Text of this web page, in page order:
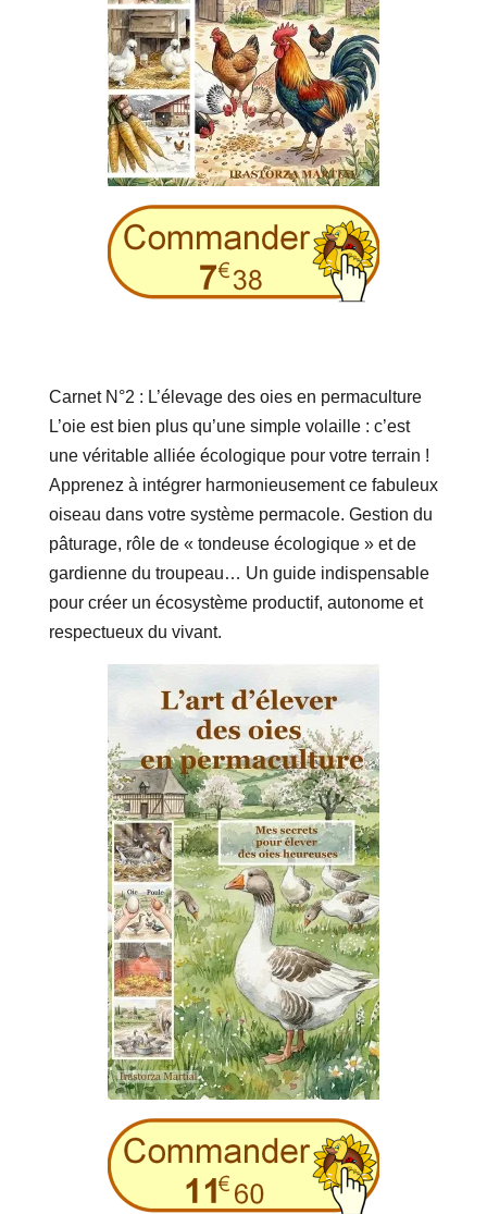
Carnet N°2 : L’élevage des oies en permaculture
L’oie est bien plus qu’une simple volaille : c’est
une véritable alliée écologique pour votre terrain !
Apprenez à intégrer harmonieusement ce fabuleux
oiseau dans votre système permacole. Gestion du
pâturage, rôle de « tondeuse écologique » et de
gardienne du troupeau… Un guide indispensable
pour créer un écosystème productif, autonome et
respectueux du vivant.